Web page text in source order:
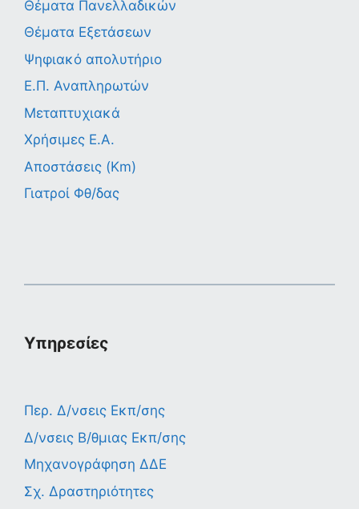
Θέματα Πανελλαδικών
Θέματα Εξετάσεων
Ψηφιακό απολυτήριο
Ε.Π. Αναπληρωτών
Μεταπτυχιακά
Χρήσιμες Ε.Α.
Αποστάσεις (Km)
Γιατροί Φθ/δας
Υπηρεσίες
Περ. Δ/νσεις Εκπ/σης
Δ/νσεις Β/θμιας Εκπ/σης
Μηχανογράφηση ΔΔΕ
Σχ. Δραστηριότητες